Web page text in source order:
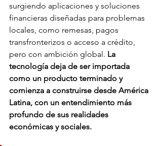
surgiendo aplicaciones y soluciones
financieras diseñadas para problemas
locales, como remesas, pagos
transfronterizos o acceso a crédito,
pero con ambición global. La
tecnología deja de ser importada
como un producto terminado y
comienza a construirse desde América
Latina, con un entendimiento más
profundo de sus realidades
económicas y sociales.